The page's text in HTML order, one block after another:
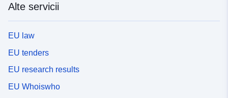
Alte servicii
EU law
EU tenders
EU research results
EU Whoiswho